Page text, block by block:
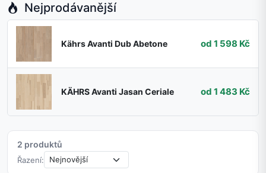
Nejprodávanější
Kährs Avanti Dub Abetone od 1 598 Kč
KÄHRS Avanti Jasan Ceriale od 1 483 Kč
2 produktů
Řazení: